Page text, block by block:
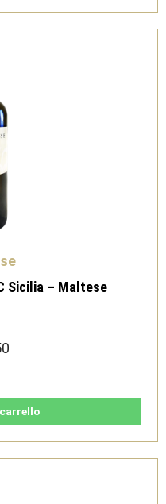
Sicilia – Maltese